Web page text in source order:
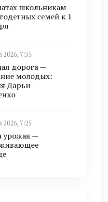
школьникам
семей к 1
2026, 7:35
дорога —
молодых:
Дарьи
2026, 7:25
урожая —